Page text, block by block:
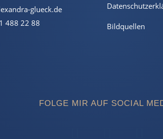
glueck.de
488 22 88
Bildquellen
FOLGE MIR AUF SOCIAL